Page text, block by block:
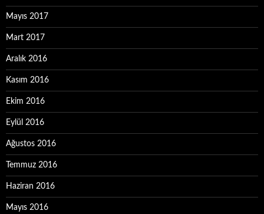
Mayıs 2017
Mart 2017
Aralık 2016
Kasım 2016
Ekim 2016
Eylül 2016
Ağustos 2016
Temmuz 2016
Haziran 2016
Mayıs 2016